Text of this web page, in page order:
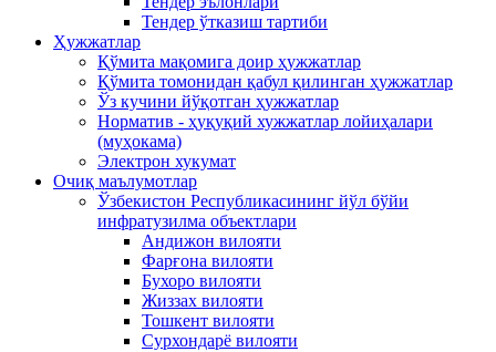
Тендер ўтказиш тартиби
Ҳужжатлар
Қўмита мақомига доир ҳужжатлар
Қўмита томонидан қабул қилинган ҳужжатлар
Ўз кучини йўқотган ҳужжатлар
Норматив - ҳуқуқий хужжатлар лойиҳалари
(муҳокама)
Электрон хукумат
Очиқ маълумотлар
Ўзбекистон Республикасининг йўл бўйи
инфратузилма объектлари
Андижон вилояти
Фарғона вилояти
Бухоро вилояти
Жиззах вилояти
Тошкент вилояти
Сурхондарё вилояти